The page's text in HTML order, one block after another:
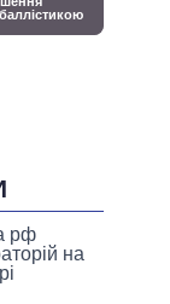
рф
на